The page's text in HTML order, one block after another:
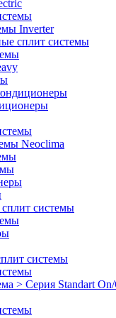
Inverter
сплит системы
Neoclima
системы
системы
> Серия Standart